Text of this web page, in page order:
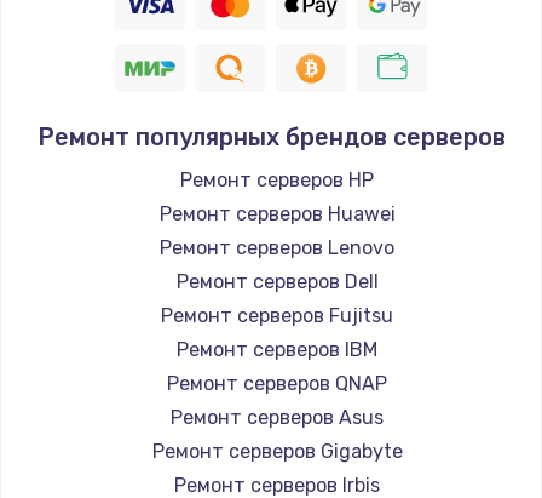
1400 руб.
Заказать
Замена / ремонт электронного модуля
управления
600 руб.
Замена конфорки
1100 руб.
Заказать
Ремонт популярных брендов серверов
Ремонт серверов HP
Ремонт серверов Huawei
Ремонт серверов Lenovo
Ремонт серверов Dell
Ремонт серверов Fujitsu
Ремонт серверов IBM
Ремонт серверов QNAP
Ремонт серверов Asus
Ремонт серверов Gigabyte
Ремонт серверов Irbis